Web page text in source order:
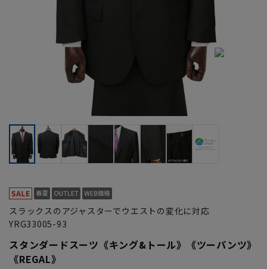
スラックスのアジャスターでウエストの変化に対応
YRG33005-93
スタンダードスーツ《キング&トール》《ツーパンツ》
《REGAL》